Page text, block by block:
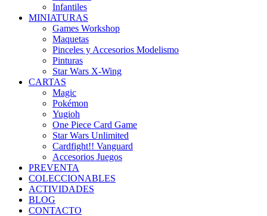
Infantiles
MINIATURAS
Games Workshop
Maquetas
Pinceles y Accesorios Modelismo
Pinturas
Star Wars X-Wing
CARTAS
Magic
Pokémon
Yugioh
One Piece Card Game
Star Wars Unlimited
Cardfight!! Vanguard
Accesorios Juegos
PREVENTA
COLECCIONABLES
ACTIVIDADES
BLOG
CONTACTO